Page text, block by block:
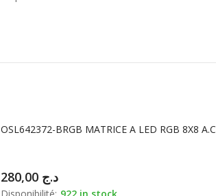
OSL642372-BRGB MATRICE A LED RGB 8X8 A.C
د.ج